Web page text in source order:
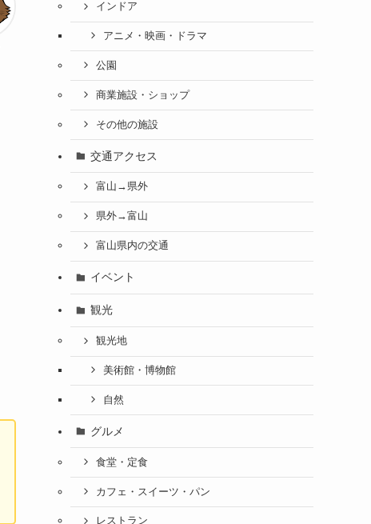
インドア
アニメ・映画・ドラマ
公園
商業施設・ショップ
その他の施設
交通アクセス
富山→県外
県外→富山
富山県内の交通
イベント
観光
観光地
美術館・博物館
自然
グルメ
食堂・定食
カフェ・スイーツ・パン
レストラン